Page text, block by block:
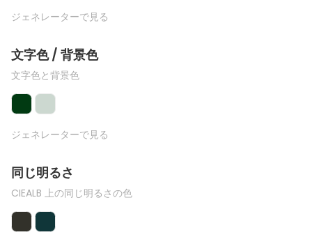
ジェネレーターで見る
文字色 / 背景色
文字色と背景色
ジェネレーターで見る
同じ明るさ
CIEALB 上の同じ明るさの色